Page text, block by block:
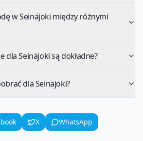
w Seinäjoki między różnymi
dla Seinäjoki są dokładne?
dla Seinäjoki?
X
WhatsApp